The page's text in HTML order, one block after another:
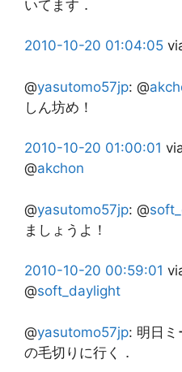
いてます．
2010-10-20 01:04:05
@yasutomo57jp: @
しん坊め！
2010-10-20 01:00:01
@akchon
@yasutomo57jp: @
ましょうよ！
2010-10-20 00:59:01
@soft_daylight
@yasutomo57jp: 明日
の毛切りに行く．